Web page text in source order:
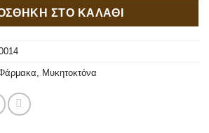
ΣΤΟ ΚΑΛΑΘΙ
, Μυκητοκτόνα